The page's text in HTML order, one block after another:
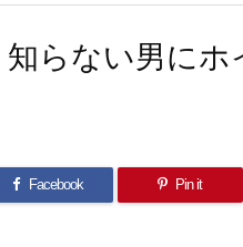
知らない男に
Facebook Pin it